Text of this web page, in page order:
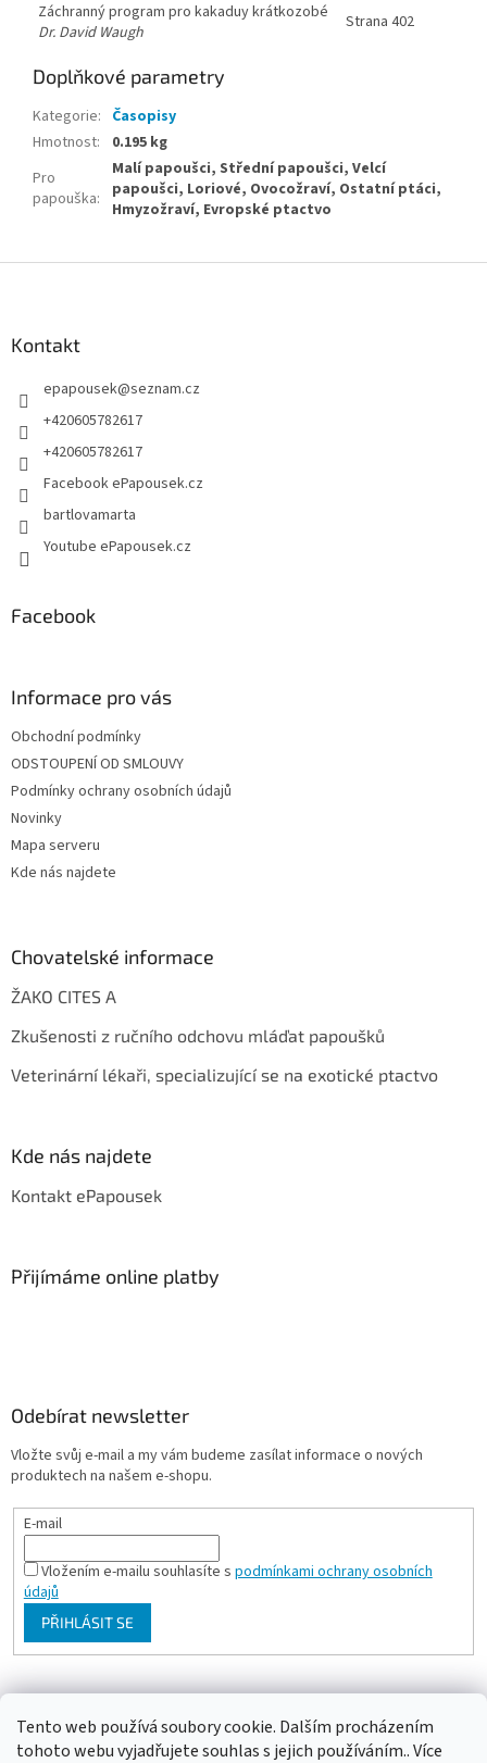
Tento web používá soubory cookie. Dalším procházením
tohoto webu vyjadřujete souhlas s jejich používáním.. Více
Záchranný program pro kakaduy krátkozobé
Dr. David Waugh
Strana 402
Doplňkové parametry
Kategorie: Časopisy
Hmotnost:
0.195 kg
Pro
papouška:
Malí papoušci, Střední papoušci, Velcí
papoušci, Loriové, Ovocožraví, Ostatní ptáci,
Hmyzožraví, Evropské ptactvo
Kontakt
epapousek@seznam.cz
+420605782617
+420605782617
Facebook ePapousek.cz
bartlovamarta
Youtube ePapousek.cz
Facebook
Informace pro vás
Obchodní podmínky
ODSTOUPENÍ OD SMLOUVY
Podmínky ochrany osobních údajů
Novinky
Mapa serveru
Kde nás najdete
Chovatelské informace
ŽAKO CITES A
Zkušenosti z ručního odchovu mláďat papoušků
Veterinární lékaři, specializující se na exotické ptactvo
Kde nás najdete
Kontakt ePapousek
Přijímáme online platby
Odebírat newsletter
Vložte svůj e-mail a my vám budeme zasílat informace o nových
produktech na našem e-shopu.
E-mail
Vložením e-mailu souhlasíte s podmínkami ochrany osobních
údajů
PŘIHLÁSIT SE